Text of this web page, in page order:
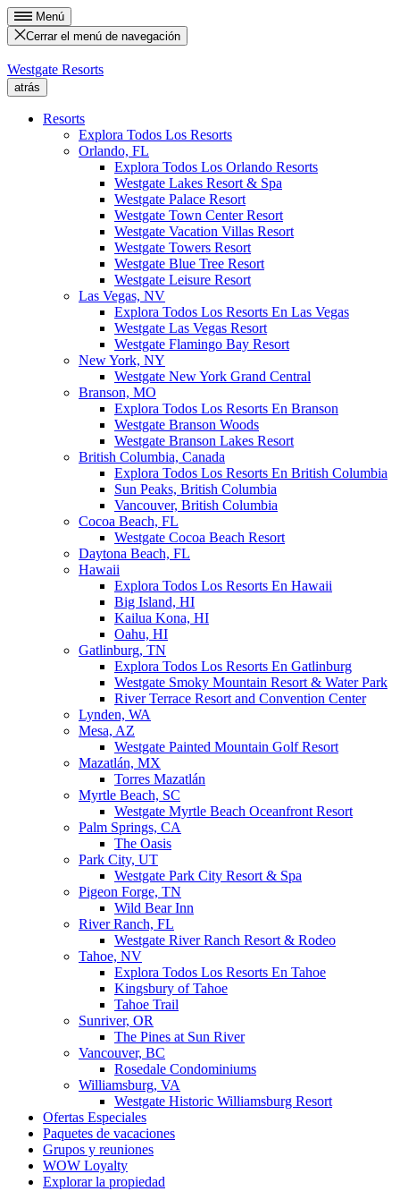
Menú
Cerrar el menú de navegación
Westgate Resorts
atrás
Resorts
Explora Todos Los Resorts
Orlando, FL
Explora Todos Los Orlando Resorts
Westgate Lakes Resort & Spa
Westgate Palace Resort
Westgate Town Center Resort
Westgate Vacation Villas Resort
Westgate Towers Resort
Westgate Blue Tree Resort
Westgate Leisure Resort
Las Vegas, NV
Explora Todos Los Resorts En Las Vegas
Westgate Las Vegas Resort
Westgate Flamingo Bay Resort
New York, NY
Westgate New York Grand Central
Branson, MO
Explora Todos Los Resorts En Branson
Westgate Branson Woods
Westgate Branson Lakes Resort
British Columbia, Canada
Explora Todos Los Resorts En British Columbia
Sun Peaks, British Columbia
Vancouver, British Columbia
Cocoa Beach, FL
Westgate Cocoa Beach Resort
Daytona Beach, FL
Hawaii
Explora Todos Los Resorts En Hawaii
Big Island, HI
Kailua Kona, HI
Oahu, HI
Gatlinburg, TN
Explora Todos Los Resorts En Gatlinburg
Westgate Smoky Mountain Resort & Water Park
River Terrace Resort and Convention Center
Lynden, WA
Mesa, AZ
Westgate Painted Mountain Golf Resort
Mazatlán, MX
Torres Mazatlán
Myrtle Beach, SC
Westgate Myrtle Beach Oceanfront Resort
Palm Springs, CA
The Oasis
Park City, UT
Westgate Park City Resort & Spa
Pigeon Forge, TN
Wild Bear Inn
River Ranch, FL
Westgate River Ranch Resort & Rodeo
Tahoe, NV
Explora Todos Los Resorts En Tahoe
Kingsbury of Tahoe
Tahoe Trail
Sunriver, OR
The Pines at Sun River
Vancouver, BC
Rosedale Condominiums
Williamsburg, VA
Westgate Historic Williamsburg Resort
Ofertas Especiales
Paquetes de vacaciones
Grupos y reuniones
WOW Loyalty
Explorar la propiedad